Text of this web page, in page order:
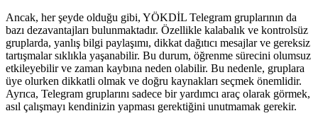
Ancak, her şeyde olduğu gibi, YÖKDİL Telegram gruplarının da
bazı dezavantajları bulunmaktadır. Özellikle kalabalık ve kontrolsüz
gruplarda, yanlış bilgi paylaşımı, dikkat dağıtıcı mesajlar ve gereksiz
tartışmalar sıklıkla yaşanabilir. Bu durum, öğrenme sürecini olumsuz
etkileyebilir ve zaman kaybına neden olabilir. Bu nedenle, gruplara
üye olurken dikkatli olmak ve doğru kaynakları seçmek önemlidir.
Ayrıca, Telegram gruplarını sadece bir yardımcı araç olarak görmek,
asıl çalışmayı kendinizin yapması gerektiğini unutmamak gerekir.